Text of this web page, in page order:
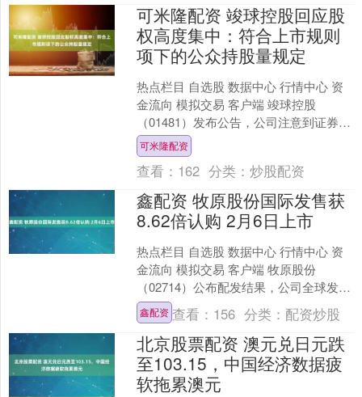
可米隆配资 竣球控股回应股
权高度集中：符合上市规则
项下的公众持股量规定
热点栏目 自选股 数据中心 行情中心 资
金流向 模拟交易 客户端 竣球控股
（01481）发布公告，公司注意到证券及
期货事务监察委员会于2026年2月5日发
出了一....
可米隆配资
查看： 162 分类：炒股配资
鑫配资 牧原股份国际发售获
8.62倍认购 2月6日上市
热点栏目 自选股 数据中心 行情中心 资
金流向 模拟交易 客户端 牧原股份
（02714）公布配发结果，公司全球发售
约2.74亿股股份（于超额配股权获行使
前），香....
鑫配资 查看： 156 分类： 配资炒股
北京股票配资 澳元兑日元跌
至103.15，中国经济数据疲
软拖累澳元